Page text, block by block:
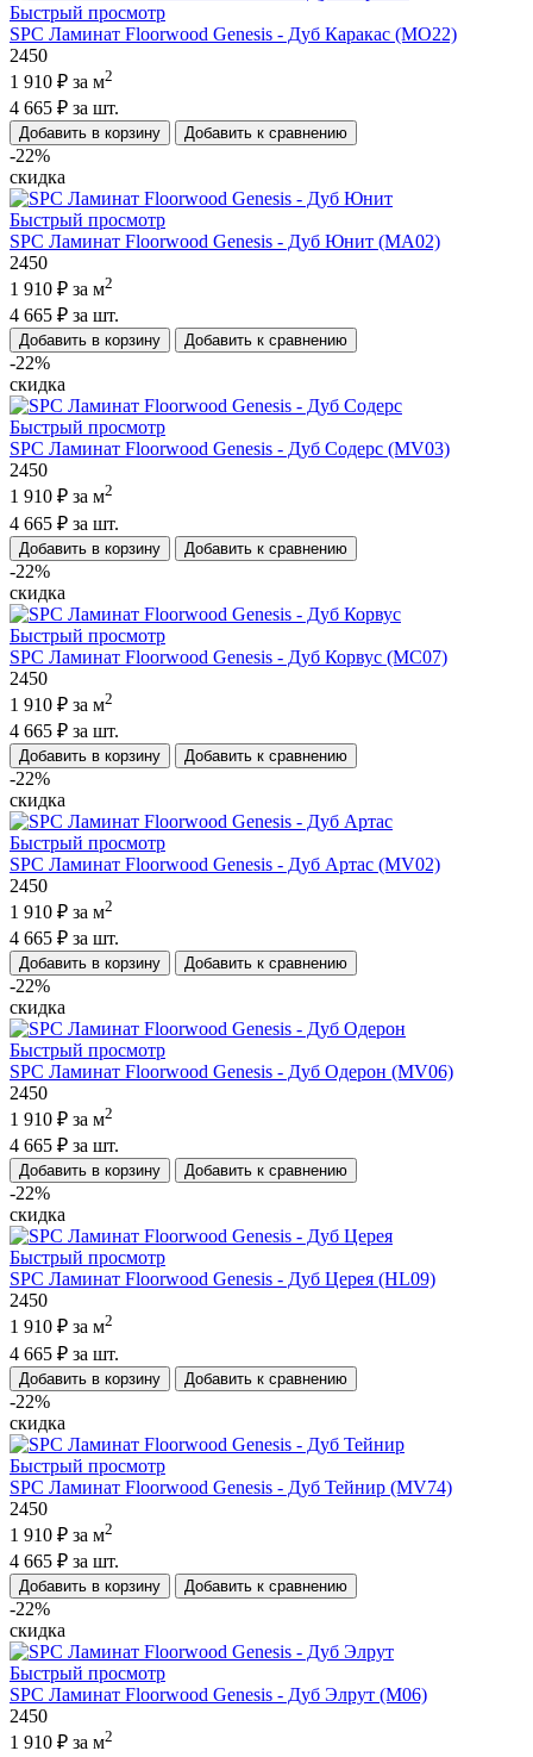
Быстрый просмотр
SPC Ламинат Floorwood Genesis - Дуб Каракас (MO22)
2450
1 910 ₽ за м2
4 665 ₽ за шт.
Добавить в корзину Добавить к сравнению
-22%
скидка
Быстрый просмотр
SPC Ламинат Floorwood Genesis - Дуб Юнит (MA02)
2450
1 910 ₽ за м2
4 665 ₽ за шт.
Добавить в корзину Добавить к сравнению
-22%
скидка
Быстрый просмотр
SPC Ламинат Floorwood Genesis - Дуб Содерс (MV03)
2450
1 910 ₽ за м2
4 665 ₽ за шт.
Добавить в корзину Добавить к сравнению
-22%
скидка
Быстрый просмотр
SPC Ламинат Floorwood Genesis - Дуб Корвус (MC07)
2450
1 910 ₽ за м2
4 665 ₽ за шт.
Добавить в корзину Добавить к сравнению
-22%
скидка
Быстрый просмотр
SPC Ламинат Floorwood Genesis - Дуб Артас (MV02)
2450
1 910 ₽ за м2
4 665 ₽ за шт.
Добавить в корзину Добавить к сравнению
-22%
скидка
Быстрый просмотр
SPC Ламинат Floorwood Genesis - Дуб Одерон (MV06)
2450
1 910 ₽ за м2
4 665 ₽ за шт.
Добавить в корзину Добавить к сравнению
-22%
скидка
Быстрый просмотр
SPC Ламинат Floorwood Genesis - Дуб Церея (HL09)
2450
1 910 ₽ за м2
4 665 ₽ за шт.
Добавить в корзину Добавить к сравнению
-22%
скидка
Быстрый просмотр
SPC Ламинат Floorwood Genesis - Дуб Тейнир (MV74)
2450
1 910 ₽ за м2
4 665 ₽ за шт.
Добавить в корзину Добавить к сравнению
-22%
скидка
Быстрый просмотр
SPC Ламинат Floorwood Genesis - Дуб Элрут (M06)
2450
1 910 ₽ за м2